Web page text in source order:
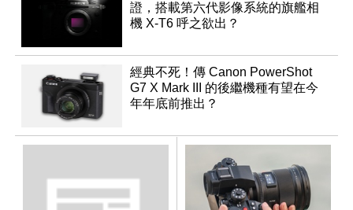
證，搭載第六代影像系統的旗艦相
機 X-T6 呼之欲出？
經典不死！傳 Canon PowerShot
G7 X Mark III 的後繼機種有望在今
年年底前推出？